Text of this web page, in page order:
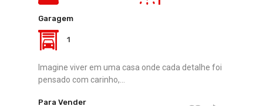
Garagem
1
Imagine viver em uma casa onde cada detalhe foi
pensado com carinho,…
Para Vender
Que tal desfrutar do charme e da tranquilidade de
um chalé misto…
Para Vender
R$600.000,00